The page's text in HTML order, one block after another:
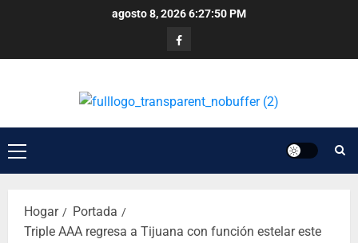
agosto 8, 20266:27:50 PM
Hogar
Portada
Triple AAA regresa a Tijuana con función estelar este